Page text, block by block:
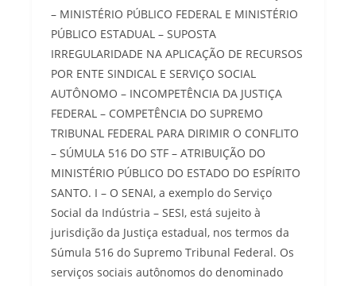
– MINISTÉRIO PÚBLICO FEDERAL E MINISTÉRIO
PÚBLICO ESTADUAL – SUPOSTA
IRREGULARIDADE NA APLICAÇÃO DE RECURSOS
POR ENTE SINDICAL E SERVIÇO SOCIAL
AUTÔNOMO – INCOMPETÊNCIA DA JUSTIÇA
FEDERAL – COMPETÊNCIA DO SUPREMO
TRIBUNAL FEDERAL PARA DIRIMIR O CONFLITO
– SÚMULA 516 DO STF – ATRIBUIÇÃO DO
MINISTÉRIO PÚBLICO DO ESTADO DO ESPÍRITO
SANTO. I – O SENAI, a exemplo do Serviço
Social da Indústria – SESI, está sujeito à
jurisdição da Justiça estadual, nos termos da
Súmula 516 do Supremo Tribunal Federal. Os
serviços sociais autônomos do denominado